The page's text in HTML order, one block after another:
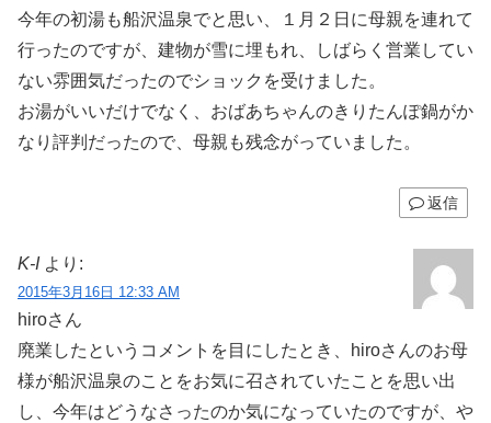
今年の初湯も船沢温泉でと思い、１月２日に母親を連れて
行ったのですが、建物が雪に埋もれ、しばらく営業してい
ない雰囲気だったのでショックを受けました。
お湯がいいだけでなく、おばあちゃんのきりたんぽ鍋がか
なり評判だったので、母親も残念がっていました。
返信
K-I より:
2015年3月16日 12:33 AM
hiroさん
廃業したというコメントを目にしたとき、hiroさんのお母
様が船沢温泉のことをお気に召されていたことを思い出
し、今年はどうなさったのか気になっていたのですが、や